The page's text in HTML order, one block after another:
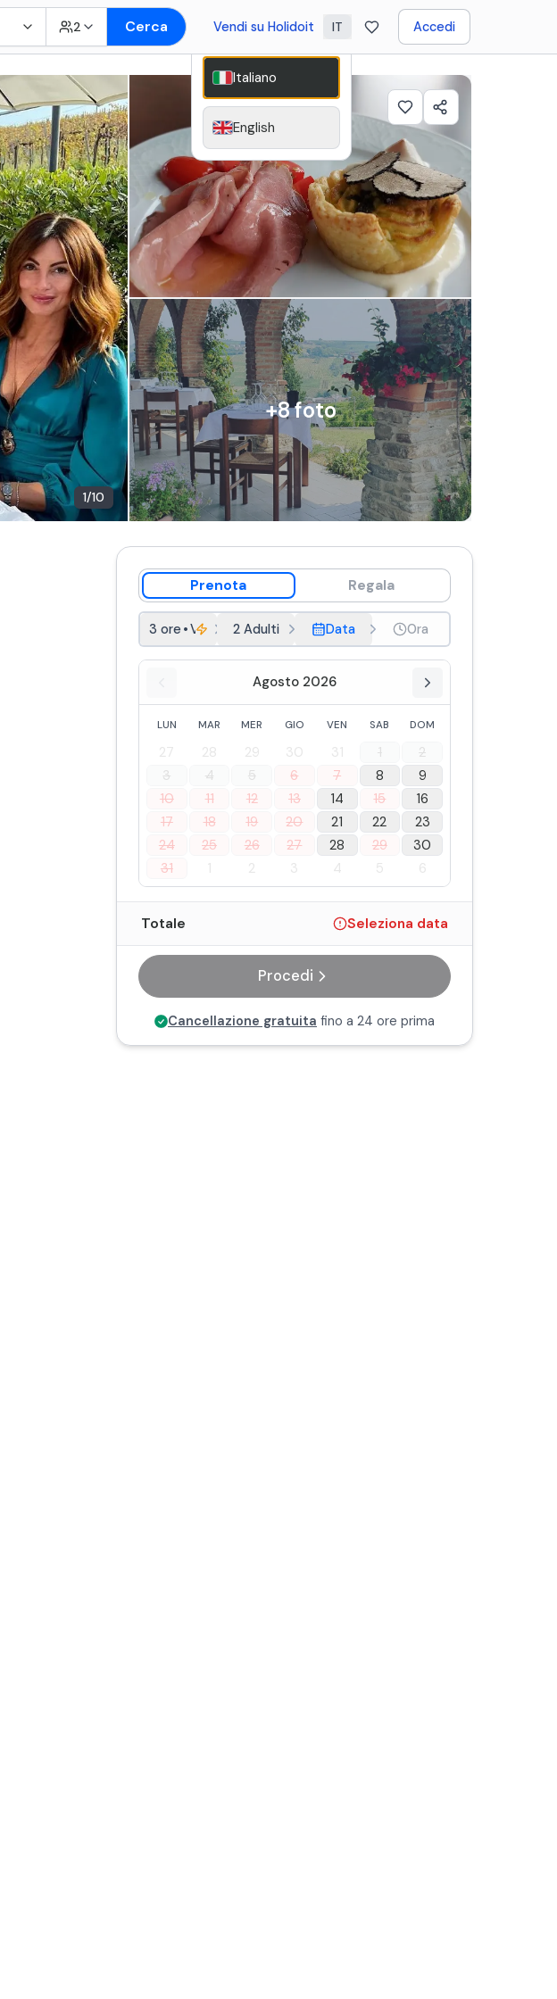
2 Cerca Vendi su Holidoit IT Accedi
1/10
+8foto
Prenota Regala
3 ore •Vini base2 Adulti Data Ora
Agosto 2026
LUN MAR MER GIO VEN SAB DOM
27 28 29 30 31 1
2
3
4 5 6 7 8
9
10
11 12 13 14 15
16
17
18 19 20 21 22
23
24
25 26 27 28 29
30
31
1 2 3 4 5 6
Totale Seleziona data
Procedi
Cancellazione gratuita fino a 24 ore prima
Italiano
English